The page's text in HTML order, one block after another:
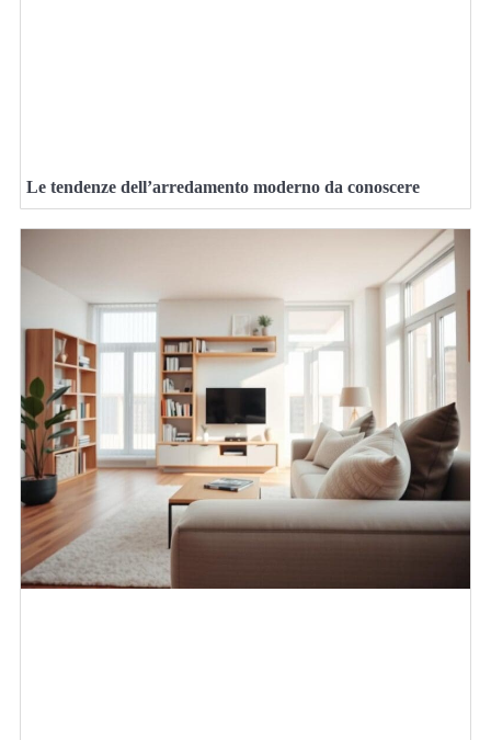
Le tendenze dell’arredamento moderno da conoscere